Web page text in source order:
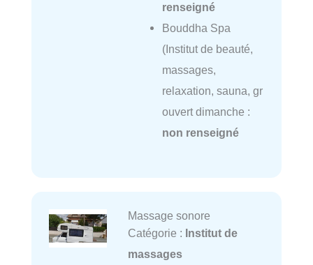
renseigné
Bouddha Spa
(Institut de beauté,
massages,
relaxation, sauna, gr
ouvert dimanche :
non renseigné
Massage sonore
Catégorie : Institut de
massages